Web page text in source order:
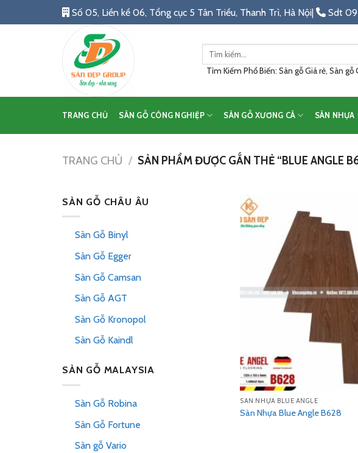
to
Số 05, Liền kề 06, Tổng cục 5 Tân Triều, Thanh Trì, Hà Nội| Sdt
Tìm
Tìm Kiếm Phổ Biến: Sàn gỗ Giá rẻ, Sàn gỗ
TRANG CHỦ SÀN GỖ CÔNG NGHIỆP SÀN GỖ XƯƠNG CÁ SÀN NHỰA
TRANG CHỦ / SẢN PHẨM ĐƯỢC GẮN THẺ “BLUE ANGLE
SÀN GỖ CHÂU ÂU
Sàn Gỗ Binyl
Sàn Gỗ Egger
Sàn Gỗ Camsan
Sàn Gỗ AGT
Sàn Gỗ Kronopol
Sàn Gỗ Kaindl
SÀN GỖ MALAYSIA
Sàn Gỗ Robina
Sàn Gỗ Fortune
Sàn gỗ Vario
SÀN NHỰA BLUE ANGLE
Sàn Nhựa Blue Angle B628